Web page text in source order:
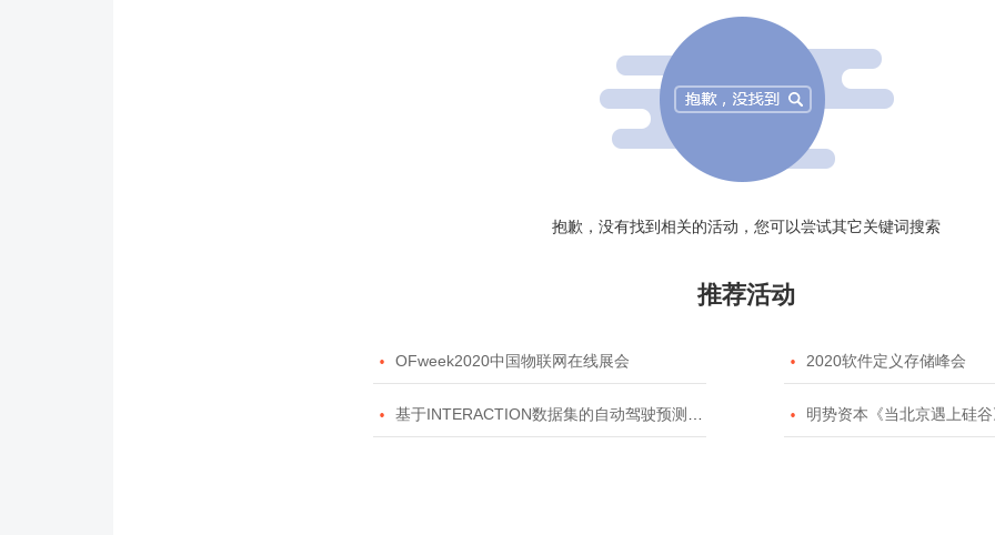
抱歉，没有找到相关的活动，您可以尝试其它关键词搜索
推荐活动
 OFweek2020中国物联网在线展会  2020软件定义存储峰会
 基于INTERACTION数据集的自动驾驶预测模型挑战赛  明势资本《当北京遇上硅谷》系列